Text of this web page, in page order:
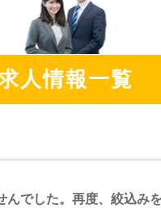
人情報一覧
んでした。再度、絞込み